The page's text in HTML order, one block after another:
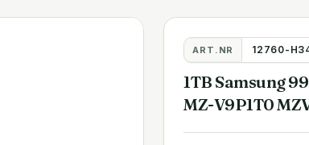
ART.NR 12760-
1TB Samsung
MZ-V9P1T0